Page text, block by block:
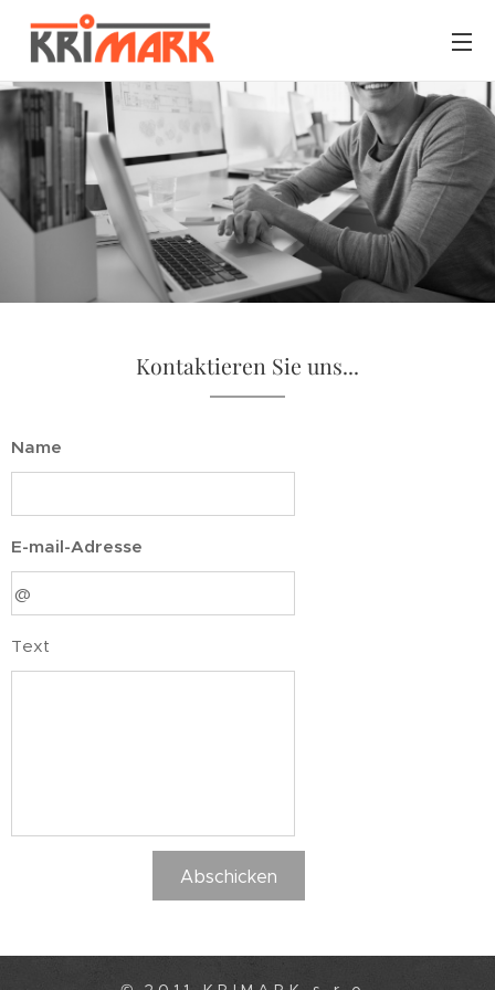
Kontaktieren Sie uns...
Name
E-mail-Adresse
Text
Abschicken